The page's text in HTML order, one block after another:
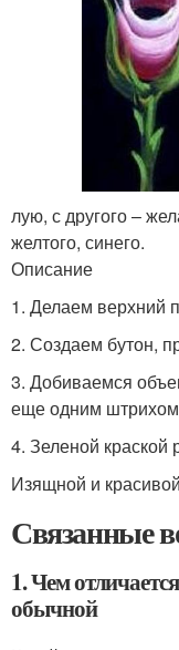
лую, с другого –
желтого, синего.
Описание
1. Делаем верхний
2. Создаем бутон,
3. Добиваемся
еще одним
4. Зеленой краской
Изящной и
Связанные
1. Чем
обычной